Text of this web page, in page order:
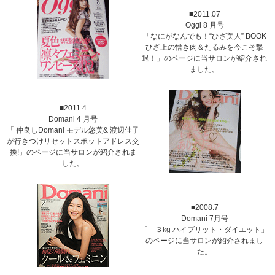
■2011.07
Oggi 8 月号
「なにがなんでも！“ひざ美人” BOOK
ひざ上の憎き肉＆たるみを今こそ撃
退！」のページに当サロンが紹介され
ました。
■2011.4
Domani 4 月号
「 仲良しDomani モデル悠美& 渡辺佳子
が行きつけリセットスポットアドレス交
換!」のページに当サロンが紹介されま
した。
■2008.7
Domani 7月号
「－３kg ハイブリット・ダイエット」
のページに当サロンが紹介されまし
た。